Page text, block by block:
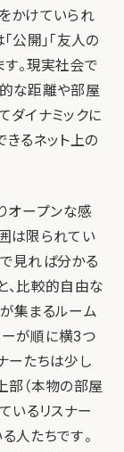
かけていられ
公開」「友人の
。現実社会で
な距離や部屋
ダイナミックに
きるネット上の
オープンな感
は限られてい
見れば分かる
、比較的自由な
集まるルーム
ーが順に横3つ
ーたちは少し
部（本物の部屋
いるリスナー
人たちです。